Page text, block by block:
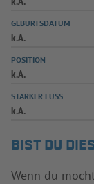
GEBURTSDATUM
k.A.
POSITION
k.A.
STARKER FUSS
k.A.
BIST DU
Wenn du